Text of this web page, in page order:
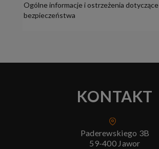
Ogólne informacje i ostrzeżenia dotyczące
bezpieczeństwa
KONTAKT
Paderewskiego 3B
59-400 Jawor